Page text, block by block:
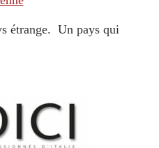
étrange. Un pays qui